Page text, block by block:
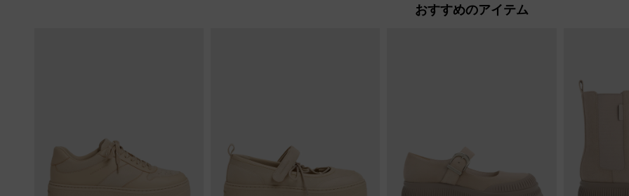
おすすめのアイテム